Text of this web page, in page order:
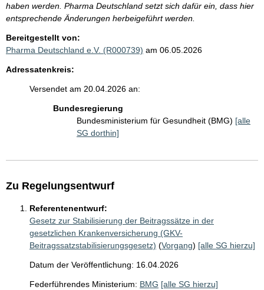
haben werden. Pharma Deutschland setzt sich dafür ein, dass hier
entsprechende Änderungen herbeigeführt werden.
Bereitgestellt von:
Pharma Deutschland e.V. (R000739) am 06.05.2026
Adressatenkreis:
Versendet am 20.04.2026 an:
Bundesregierung
Bundesministerium für Gesundheit (BMG) [alle
SG dorthin]
Zu Regelungsentwurf
Referentenentwurf:
Gesetz zur Stabilisierung der Beitragssätze in der
gesetzlichen Krankenversicherung (GKV-
Beitragssatzstabilisierungsgesetz) (Vorgang) [alle SG hierzu]
Datum der Veröffentlichung: 16.04.2026
Federführendes Ministerium: BMG [alle SG hierzu]